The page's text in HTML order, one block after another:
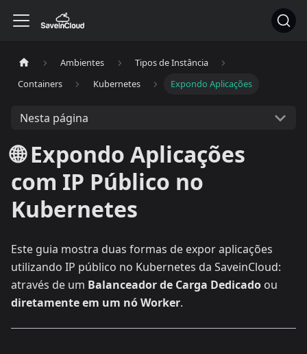
Ambientes
Tipos de Instância
Containers
Kubernetes Expondo Aplicações
Nesta página
🌐 Expondo Aplicações
com IP Público no
Kubernetes
Este guia mostra duas formas de expor aplicações
utilizando IP público no Kubernetes da SaveinCloud:
através de um Balanceador de Carga Dedicado ou
diretamente em um nó Worker.